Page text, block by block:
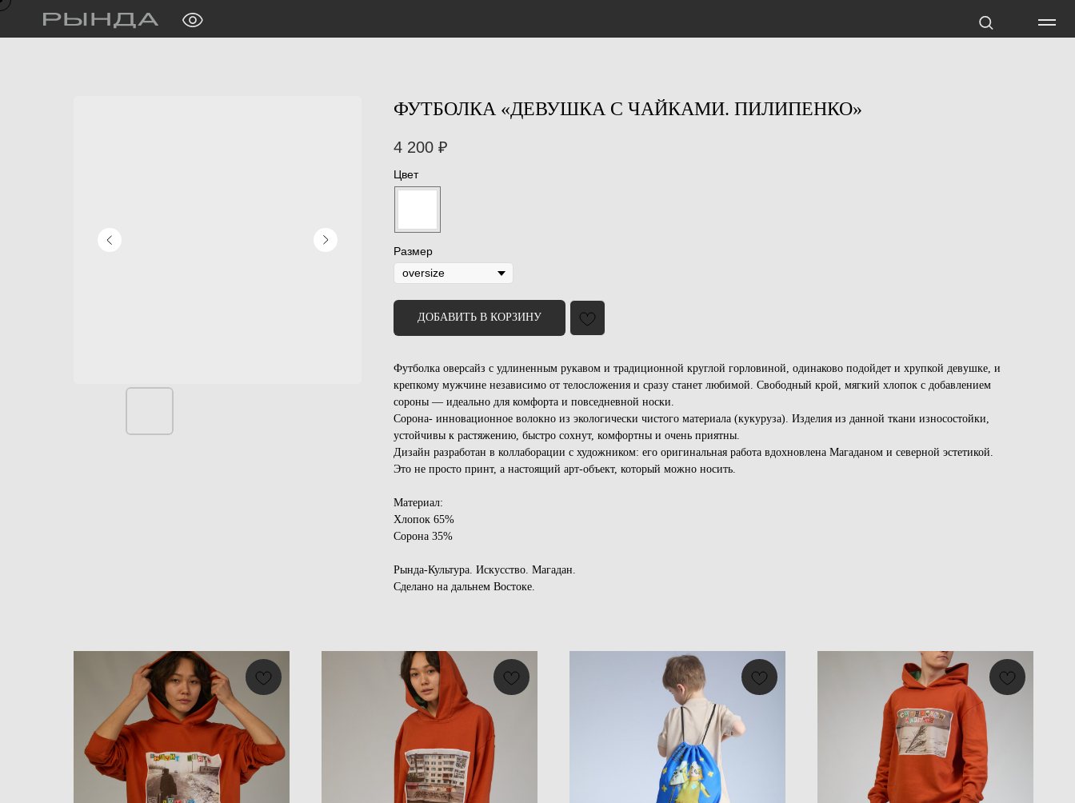
ФУТБОЛКА «ДЕВУШКА С ЧАЙКАМИ. ПИЛИПЕНКО»
4 200 ₽
Цвет
Размер
ДОБАВИТЬ В КОРЗИНУ
Футболка оверсайз с удлиненным рукавом и традиционной круглой горловиной, одинаково подойдет и хрупкой девушке, и
крепкому мужчине независимо от телосложения и сразу станет любимой. Свободный крой, мягкий хлопок с добавлением
сороны — идеально для комфорта и повседневной носки.
Сорона- инновационное волокно из экологически чистого материала (кукуруза). Изделия из данной ткани износостойки,
устойчивы к растяжению, быстро сохнут, комфортны и очень приятны.
Дизайн разработан в коллаборации с художником: его оригинальная работа вдохновлена Магаданом и северной эстетикой.
Это не просто принт, а настоящий арт-объект, который можно носить.
Материал:
Хлопок 65%
Сорона 35%
Рында-Культура. Искусство. Магадан.
Сделано на дальнем Востоке.